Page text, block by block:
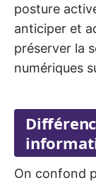
posture
anticiper et
préserver la
numériques
On confond